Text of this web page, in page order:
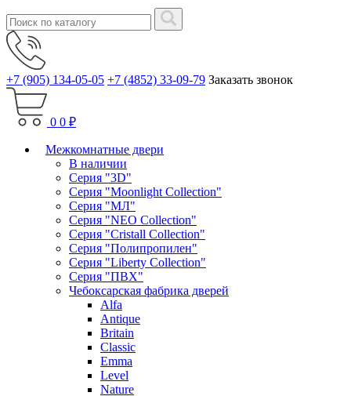
+7 (905) 134-05-05 +7 (4852) 33-09-79 Заказать звонок
0 0 ₽
Межкомнатные двери
В наличии
Серия "3D"
Серия "Moonlight Collection"
Серия "МЛ"
Серия "NEO Collection"
Серия "Cristall Collection"
Серия "Полипропилен"
Серия "Liberty Collection"
Серия "ПВХ"
Чебоксарская фабрика дверей
Alfa
Antique
Britain
Classic
Emma
Level
Nature